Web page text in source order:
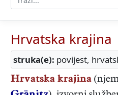
Hrvatska krajina
struka(e): povijest,
Hrvatska krajina